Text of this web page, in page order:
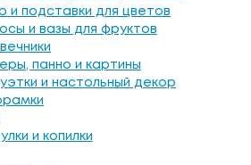
и подставки для цветов
и вазы для фруктов
панно и картины
и настольный декор
и копилки